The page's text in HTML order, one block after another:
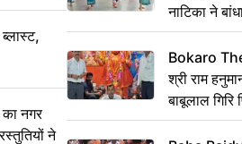
नगर
ने
नाटिका ने
Bokaro
श्री राम
बाबूलाल गिरि